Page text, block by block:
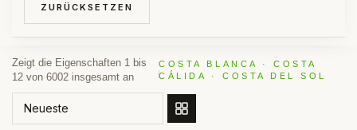
ZURÜCKSETZEN
Zeigt die Eigenschaften 1 bis
12 von 6002 insgesamt an
COSTA BLANCA · COSTA
CÁLIDA · COSTA DEL SOL
SORTIEREN NACH